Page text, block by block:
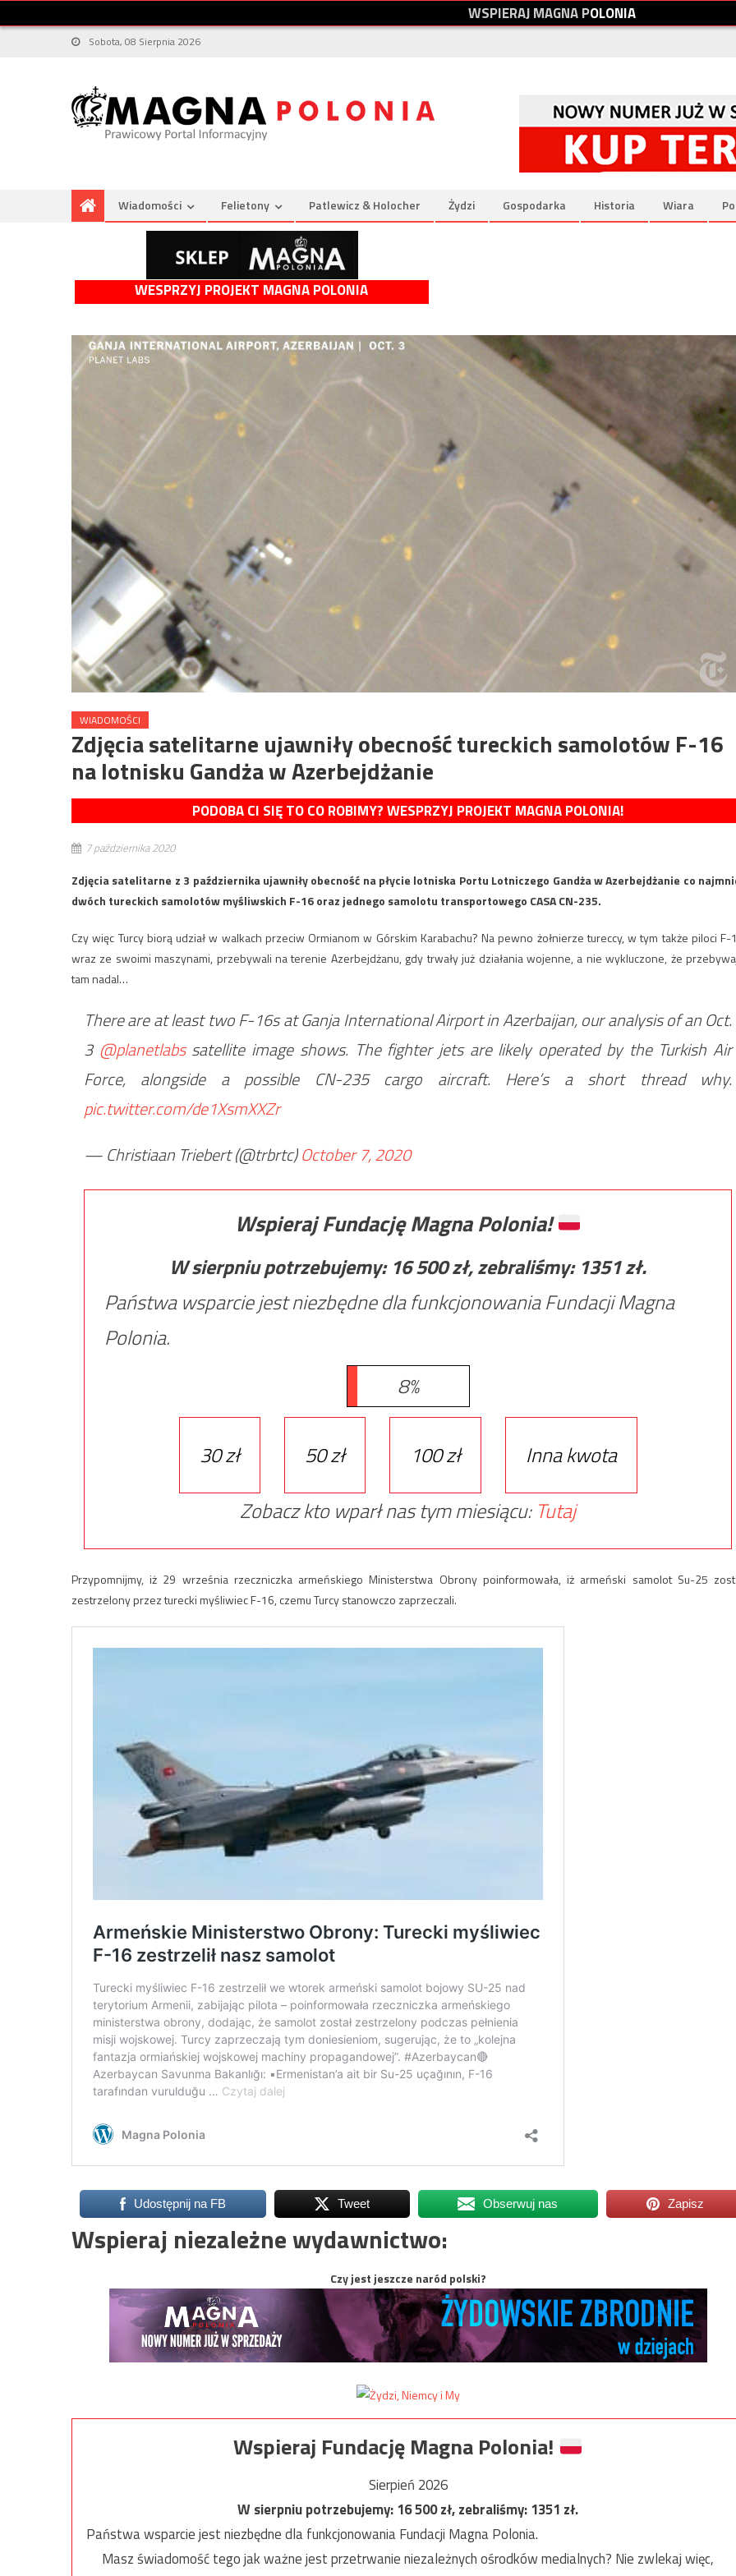
WSPIERAJMAGNAPOLONIA
Sobota, 08 Sierpnia 2026
Wiadomości Felietony Patlewicz & Holocher Żydzi Gospodarka Historia Wiara
WESPRZYJ PROJEKT MAGNA POLONIA
WIADOMOŚCI
Zdjęcia satelitarne ujawniły obecność tureckich samolotów F-16
na lotnisku Gandża w Azerbejdżanie
PODOBA CI SIĘ TO CO ROBIMY? WESPRZYJ PROJEKT MAGNA POLONIA!
7 października 2020
Zdjęcia satelitarne z 3 października ujawniły obecność na płycie lotniska Portu Lotniczego Gandża w Azerbejdżanie co
dwóch tureckich samolotów myśliwskich F-16 oraz jednego samolotu transportowego CASA CN-235.
Czy więc Turcy biorą udział w walkach przeciw Ormianom w Górskim Karabachu? Na pewno żołnierze tureccy, w tym także piloci F-
wraz ze swoimi maszynami, przebywali na terenie Azerbejdżanu, gdy trwały już działania wojenne, a nie wykluczone, że
tam nadal…
There are at least two F-16s at Ganja International Airport in Azerbaijan, our analysis of an Oct.
3 @planetlabssatellite image shows. The fighter jets are likely operated by the Turkish Air
Force, alongside a possible CN-235 cargo aircraft. Here’s a short thread why.
pic.twitter.com/de1XsmXXZr
— Christiaan Triebert (@trbrtc)October 7, 2020
Wspieraj Fundację Magna Polonia!
W sierpniu potrzebujemy: 16 500zł, zebraliśmy: 1351zł.
Państwa wsparcie jest niezbędne dla funkcjonowania Fundacji Magna
Polonia.
8%
30 zł 50 zł 100 zł
Inna kwota
Zobacz kto wparł nas tym miesiącu: Tutaj
Przypomnijmy, iż 29 września rzeczniczka armeńskiego Ministerstwa Obrony poinformowała, iż armeński samolot Su-25
zestrzelony przez turecki myśliwiec F-16, czemu Turcy stanowczo zaprzeczali.
Udostępnij na FB Tweet Obserwuj nas Zapisz
Wspieraj niezależne wydawnictwo:
Czy jest jeszcze naród polski?
Wspieraj Fundację Magna Polonia!
Sierpień 2026
W sierpniu potrzebujemy:16 500zł, zebraliśmy:1351 zł.
Państwa wsparcie jest niezbędne dla funkcjonowania Fundacji Magna Polonia.
Masz świadomość tego jak ważne jest przetrwanie niezależnych ośrodków medialnych? Nie zwlekaj więc,